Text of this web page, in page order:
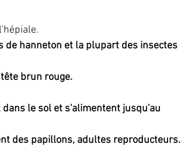
de hanneton et la plupart des insectes
brun rouge.
le sol et s'alimentent jusqu'au
des papillons, adultes reproducteurs.